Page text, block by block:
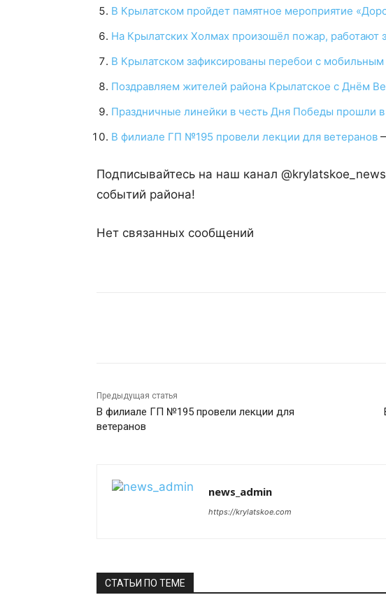
В Крылатском пройдет памятное мероприятие
На Крылатских Холмах произошёл пожар, работают
В Крылатском зафиксированы перебои с
Поздравляем жителей района Крылатское с Днём
Праздничные линейки в честь Дня Победы прошли
В филиале ГП №195 провели лекции для ветеранов
Подписывайтесь на наш канал
событий района!
Нет связанных сообщений
Предыдущая статья
В филиале ГП №195 провели лекции для
ветеранов
news_admin
https://krylatskoe.com
СТАТЬИ ПО ТЕМЕ